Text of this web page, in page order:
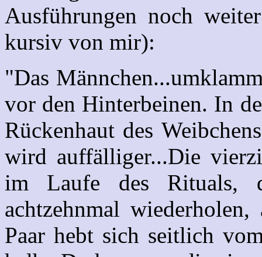
Ausführungen noch
kursiv von mir):
"Das
vor den Hinterbeinen. In
Rückenhaut des
wird auffälliger...Die
im Laufe des Rituals,
achtzehnmal
Paar hebt sich seitlich